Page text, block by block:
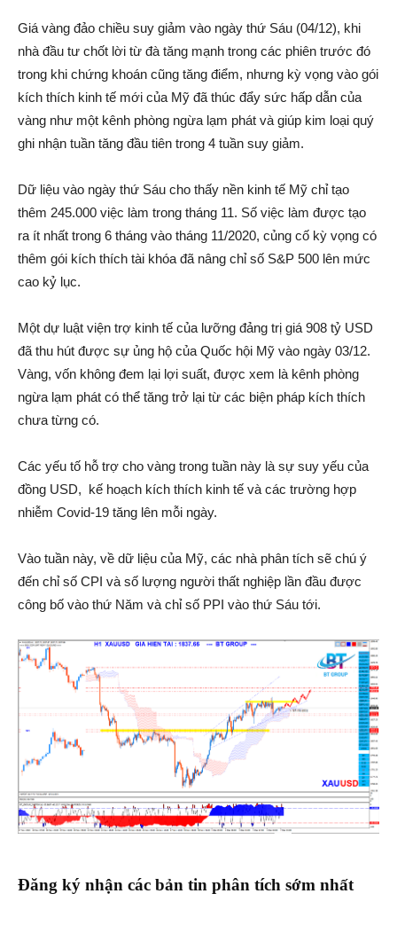
Giá vàng đảo chiều suy giảm vào ngày thứ Sáu (04/12), khi
nhà đầu tư chốt lời từ đà tăng mạnh trong các phiên trước đó
trong khi chứng khoán cũng tăng điểm, nhưng kỳ vọng vào gói
kích thích kinh tế mới của Mỹ đã thúc đẩy sức hấp dẫn của
vàng như một kênh phòng ngừa lạm phát và giúp kim loại quý
ghi nhận tuần tăng đầu tiên trong 4 tuần suy giảm.
Dữ liệu vào ngày thứ Sáu cho thấy nền kinh tế Mỹ chỉ tạo
thêm 245.000 việc làm trong tháng 11. Số việc làm được tạo
ra ít nhất trong 6 tháng vào tháng 11/2020, củng cố kỳ vọng có
thêm gói kích thích tài khóa đã nâng chỉ số S&P 500 lên mức
cao kỷ lục.
Một dự luật viện trợ kinh tế của lưỡng đảng trị giá 908 tỷ USD
đã thu hút được sự ủng hộ của Quốc hội Mỹ vào ngày 03/12.
Vàng, vốn không đem lại lợi suất, được xem là kênh phòng
ngừa lạm phát có thể tăng trở lại từ các biện pháp kích thích
chưa từng có.
Các yếu tố hỗ trợ cho vàng trong tuần này là sự suy yếu của
đồng USD, kế hoạch kích thích kinh tế và các trường hợp
nhiễm Covid-19 tăng lên mỗi ngày.
Vào tuần này, về dữ liệu của Mỹ, các nhà phân tích sẽ chú ý
đến chỉ số CPI và số lượng người thất nghiệp lần đầu được
công bố vào thứ Năm và chỉ số PPI vào thứ Sáu tới.
Đăng ký nhận các bản tin phân tích sớm nhất